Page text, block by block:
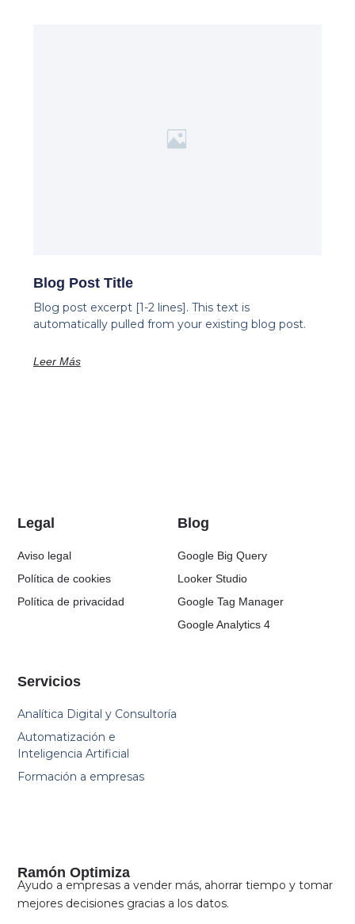
Blog Post Title
Blog post excerpt [1-2 lines]. This text is
automatically pulled from your existing blog post.
Leer Más
Ramón Optimiza
Ayudo a empresas a vender más, ahorrar tiempo y tomar
mejores decisiones gracias a los datos.
Servicios
Analítica Digital y Consultoría
Automatización e
Inteligencia Artificial
Formación a empresas
Blog
Google Big Query
Looker Studio
Google Tag Manager
Google Analytics 4
Legal
Aviso legal
Política de cookies
Política de privacidad